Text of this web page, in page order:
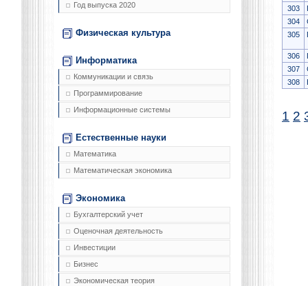
Год выпуска 2020
Физическая культура
Информатика
Коммуникации и связь
Программирование
Информационные системы
Естественные науки
Математика
Математическая экономика
Экономика
Бухгалтерский учет
Оценочная деятельность
Инвестиции
Бизнес
Экономическая теория
303
304
305
306
307
308
1 2